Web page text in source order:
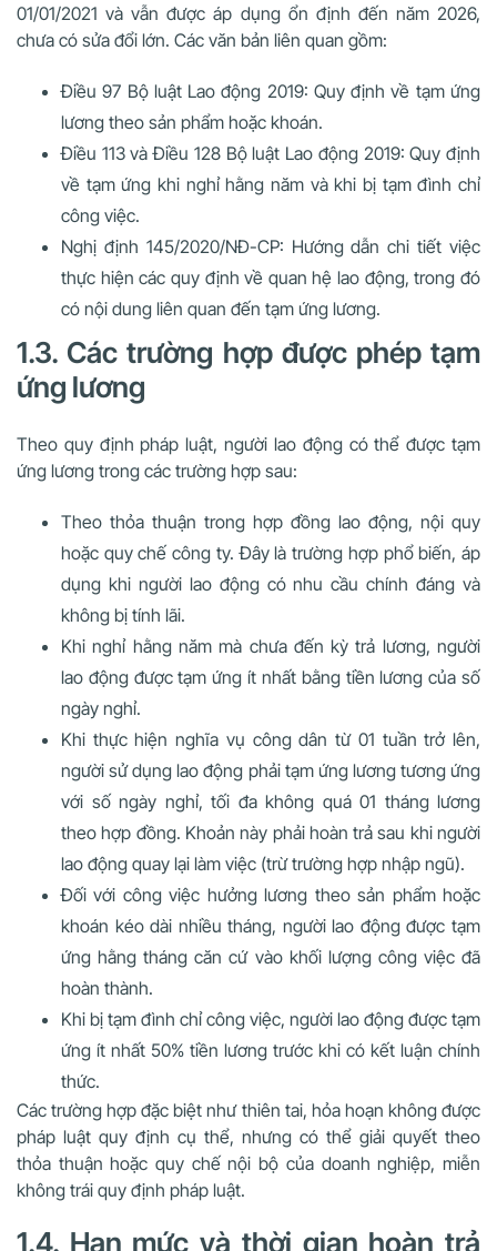
01/01/2021 và vẫn được áp dụng ổn định đến năm 2026,
chưa có sửa đổi lớn. Các văn bản liên quan gồm:
Điều 97 Bộ luật Lao động 2019: Quy định về tạm ứng
lương theo sản phẩm hoặc khoán.
Điều 113 và Điều 128 Bộ luật Lao động 2019: Quy định
về tạm ứng khi nghỉ hằng năm và khi bị tạm đình chỉ
công việc.
Nghị định 145/2020/NĐ-CP: Hướng dẫn chi tiết việc
thực hiện các quy định về quan hệ lao động, trong đó
có nội dung liên quan đến tạm ứng lương.
1.3. Các trường hợp được phép tạm
ứng lương
Theo quy định pháp luật, người lao động có thể được tạm
ứng lương trong các trường hợp sau:
Theo thỏa thuận trong hợp đồng lao động, nội quy
hoặc quy chế công ty. Đây là trường hợp phổ biến, áp
dụng khi người lao động có nhu cầu chính đáng và
không bị tính lãi.
Khi nghỉ hằng nămmà chưa đến kỳ trả lương, người
lao động được tạm ứng ít nhất bằng tiền lương của số
ngày nghỉ.
Khi thực hiện nghĩa vụ công dân từ 01 tuần trở lên,
người sử dụng lao động phải tạm ứng lương tương ứng
với số ngày nghỉ, tối đa không quá 01 tháng lương
theo hợp đồng. Khoản này phải hoàn trả sau khi người
lao động quay lại làm việc (trừ trường hợp nhập ngũ).
Đối với công việc hưởng lương theo sản phẩm hoặc
khoán kéo dài nhiều tháng, người lao động được tạm
ứng hằng tháng căn cứ vào khối lượng công việc đã
hoàn thành.
Khi bị tạm đình chỉ công việc, người lao động được tạm
ứng ít nhất 50% tiền lương trước khi có kết luận chính
thức.
Các trường hợp đặc biệt như thiên tai, hỏa hoạn không được
pháp luật quy định cụ thể, nhưng có thể giải quyết theo
thỏa thuận hoặc quy chế nội bộ của doanh nghiệp, miễn
không trái quy định pháp luật.
1.4. Hạn mức và thời gian hoàn trả